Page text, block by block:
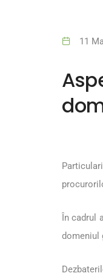
11
În cadrul
domeniul